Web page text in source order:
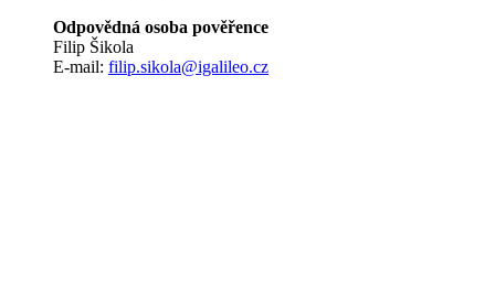
Odpovědná osoba pověřence
Filip Šikola
E-mail: filip.sikola@igalileo.cz